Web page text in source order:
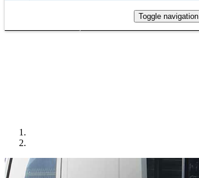
Toggle navigation